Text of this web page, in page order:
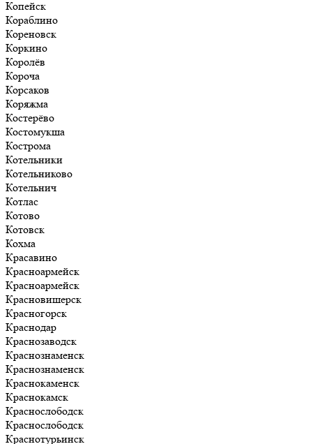
Копейск
Кораблино
Кореновск
Коркино
Королёв
Короча
Корсаков
Коряжма
Костерёво
Костомукша
Кострома
Котельники
Котельниково
Котельнич
Котлас
Котово
Котовск
Кохма
Красавино
Красноармейск
Красноармейск
Красновишерск
Красногорск
Краснодар
Краснозаводск
Краснознаменск
Краснознаменск
Краснокаменск
Краснокамск
Краснослободск
Краснослободск
Краснотурьинск